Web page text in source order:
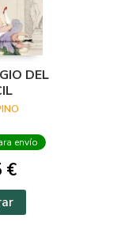
DEL
envío
€